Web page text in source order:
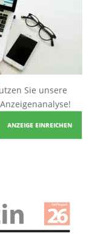
Sie unsere
ANZEIGE EINREICHEN